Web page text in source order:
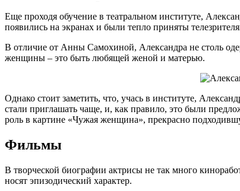
Еще проходя обучение в театральном институте,
появились на экранах и были тепло приняты
В отличие от Анны Самохиной, Александра не столь
женщины – это быть любящей женой и матерью.
Однако стоит заметить, что, учась в институте,
стали приглашать чаще, и, как правило, это были
роль в картине «Чужая женщина», прекрасно
Фильмы
В творческой биографии актрисы не так много
носят эпизодический характер.